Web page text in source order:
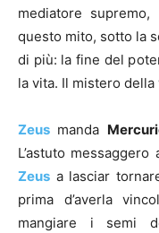
mediatore
questo mito, sotto la
di più: la fine del
la vita. Il mistero
Zeus manda
L’astuto
Zeus a lasciar
prima d’averla
mangiare i semi